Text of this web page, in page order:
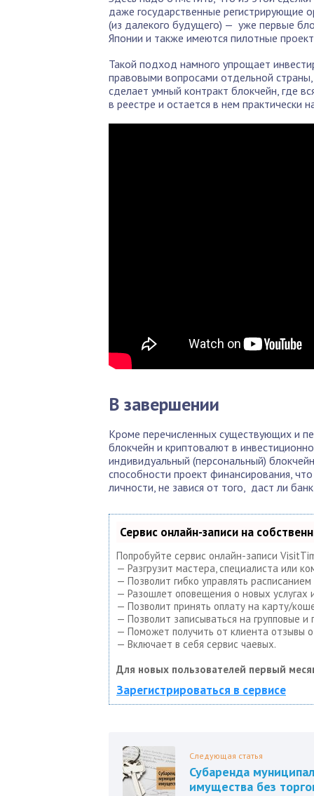
даже государственные регистрирующие
(из далекого будущего) — уже первые
Японии и также имеются пилотные
Такой подход намного упрощает
правовыми вопросами отдельной
сделает умный контракт блокчейн, где
в реестре и остается в нем практически
В завершении
Кроме перечисленных существующих и
блокчейн и криптовалют в
индивидуальный (персональный)
способности проект финансирования,
личности, не завися от того, даст ли
Сервис онлайн-записи на
Попробуйте сервис онлайн-записи
— Разгрузит мастера, специалиста или
— Позволит гибко управлять расписанием
— Разошлет оповещения о новых услугах
— Позволит принять оплату на карту/
— Позволит записываться на групповые
— Поможет получить от клиента отзывы
— Включает в себя сервис чаевых.
Для новых пользователей первый
Зарегистрироваться в сервисе
Следующая статья
Субаренда
имущества без